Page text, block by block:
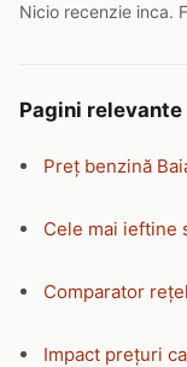
Nicio recenzie inca.
Pagini relevante
Preț benzină
Cele mai ieftine
Comparator
Impact prețuri